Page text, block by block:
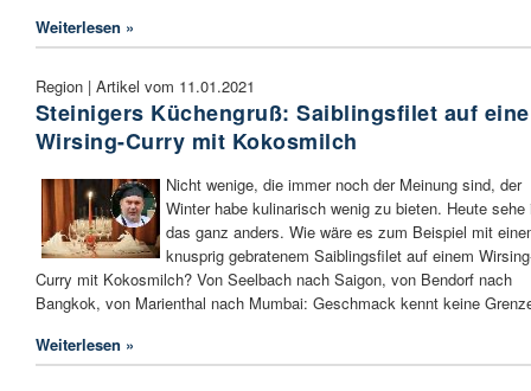
Weiterlesen »
Region | Artikel vom 11.01.2021
Steinigers Küchengruß: Saiblingsfilet auf
Wirsing-Curry mit Kokosmilch
Nicht wenige, die immer noch der Meinung sind, der
Winter habe kulinarisch wenig zu bieten. Heute sehe
das ganz anders. Wie wäre es zum Beispiel mit
knusprig gebratenem Saiblingsfilet auf einem
Curry mit Kokosmilch? Von Seelbach nach Saigon, von Bendorf nach
Bangkok, von Marienthal nach Mumbai: Geschmack kennt keine
Weiterlesen »